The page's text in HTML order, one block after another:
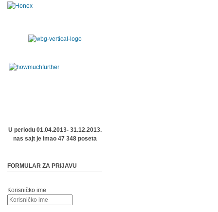
U periodu 01.04.2013- 31.12.2013.
nas sajt je imao 47 348 poseta
FORMULAR ZA PRIJAVU
Korisničko ime